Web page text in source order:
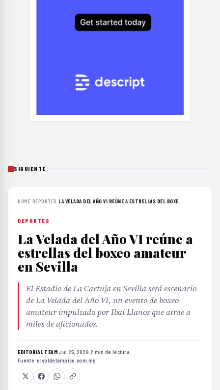
SIGUIENTE
HOME›DEPORTES ›LA VELADA DEL AÑO VI REÚNE A ESTRELLAS DEL BOXE...
DEPORTES
La Velada del Año VI reúne a
estrellas del boxeo amateur
en Sevilla
El Estadio de La Cartuja en Sevilla será escenario
de La Velada del Año VI, un evento de boxeo
amateur impulsado por Ibai Llanos que atrae a
miles de aficionados.
EDITORIAL TEAM·Jul 25, 2026·2 min de lectura·
Fuente:elsoldetampico.com.mx